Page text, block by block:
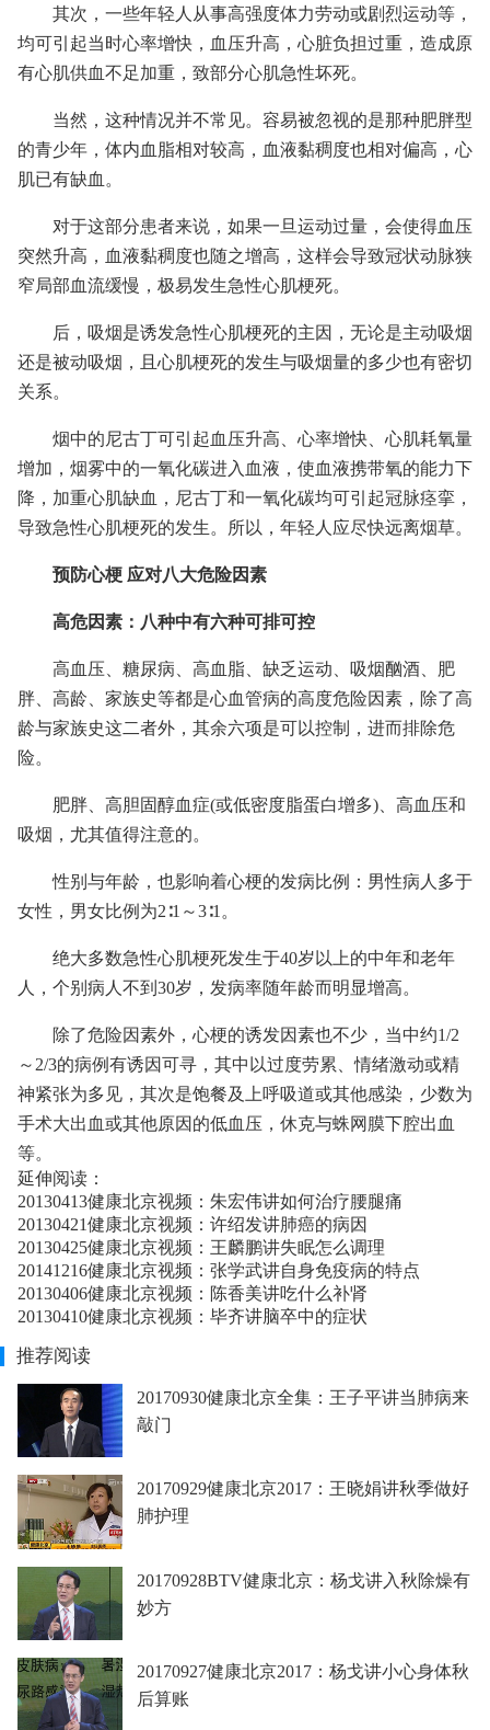
其次，一些年轻人从事高强度体力劳动或剧烈运动等，
均可引起当时心率增快，血压升高，心脏负担过重，造成原
有心肌供血不足加重，致部分心肌急性坏死。
当然，这种情况并不常见。容易被忽视的是那种肥胖型
的青少年，体内血脂相对较高，血液黏稠度也相对偏高，心
肌已有缺血。
对于这部分患者来说，如果一旦运动过量，会使得血压
突然升高，血液黏稠度也随之增高，这样会导致冠状动脉狭
窄局部血流缓慢，极易发生急性心肌梗死。
后，吸烟是诱发急性心肌梗死的主因，无论是主动吸烟
还是被动吸烟，且心肌梗死的发生与吸烟量的多少也有密切
关系。
烟中的尼古丁可引起血压升高、心率增快、心肌耗氧量
增加，烟雾中的一氧化碳进入血液，使血液携带氧的能力下
降，加重心肌缺血，尼古丁和一氧化碳均可引起冠脉痉挛，
导致急性心肌梗死的发生。所以，年轻人应尽快远离烟草。
预防心梗 应对八大危险因素
高危因素：八种中有六种可排可控
高血压、糖尿病、高血脂、缺乏运动、吸烟酗酒、肥
胖、高龄、家族史等都是心血管病的高度危险因素，除了高
龄与家族史这二者外，其余六项是可以控制，进而排除危
险。
肥胖、高胆固醇血症(或低密度脂蛋白增多)、高血压和
吸烟，尤其值得注意的。
性别与年龄，也影响着心梗的发病比例：男性病人多于
女性，男女比例为2∶1～3∶1。
绝大多数急性心肌梗死发生于40岁以上的中年和老年
人，个别病人不到30岁，发病率随年龄而明显增高。
除了危险因素外，心梗的诱发因素也不少，当中约1/2
～2/3的病例有诱因可寻，其中以过度劳累、情绪激动或精
神紧张为多见，其次是饱餐及上呼吸道或其他感染，少数为
手术大出血或其他原因的低血压，休克与蛛网膜下腔出血
等。
延伸阅读：
20130413健康北京视频：朱宏伟讲如何治疗腰腿痛
20130421健康北京视频：许绍发讲肺癌的病因
20130425健康北京视频：王麟鹏讲失眠怎么调理
20141216健康北京视频：张学武讲自身免疫病的特点
20130406健康北京视频：陈香美讲吃什么补肾
20130410健康北京视频：毕齐讲脑卒中的症状
推荐阅读
20170930健康北京全集：王子平讲当肺病来
敲门
20170929健康北京2017：王晓娟讲秋季做好
肺护理
20170928BTV健康北京：杨戈讲入秋除燥有
妙方
20170927健康北京2017：杨戈讲小心身体秋
后算账